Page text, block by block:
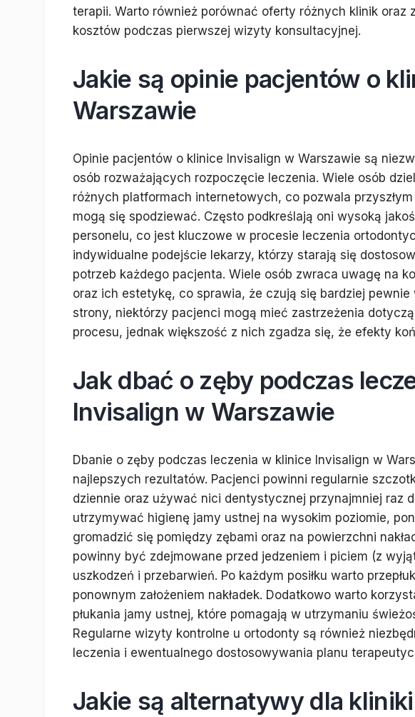
terapii. Warto również porównać oferty różnych klinik oraz
kosztów podczas pierwszej wizyty konsultacyjnej.
Jakie są opinie pacjentów o
Warszawie
Opinie pacjentów o klinice Invisalign w Warszawie są
osób rozważających rozpoczęcie leczenia. Wiele osób
różnych platformach internetowych, co pozwala
mogą się spodziewać. Często podkreślają oni wysoką
personelu, co jest kluczowe w procesie leczenia
indywidualne podejście lekarzy, którzy starają się
potrzeb każdego pacjenta. Wiele osób zwraca uwagę na
oraz ich estetykę, co sprawia, że czują się bardziej
strony, niektórzy pacjenci mogą mieć zastrzeżenia
procesu, jednak większość z nich zgadza się, że efekty
Jak dbać o zęby podczas
Invisalign w Warszawie
Dbanie o zęby podczas leczenia w klinice Invisalign w
najlepszych rezultatów. Pacjenci powinni regularnie
dziennie oraz używać nici dentystycznej przynajmniej raz
utrzymywać higienę jamy ustnej na wysokim poziomie,
gromadzić się pomiędzy zębami oraz na powierzchni
powinny być zdejmowane przed jedzeniem i piciem (z
uszkodzeń i przebarwień. Po każdym posiłku warto
ponownym założeniem nakładek. Dodatkowo warto
płukania jamy ustnej, które pomagają w utrzymaniu
Regularne wizyty kontrolne u ortodonty są również
leczenia i ewentualnego dostosowywania planu
Jakie są alternatywy dla